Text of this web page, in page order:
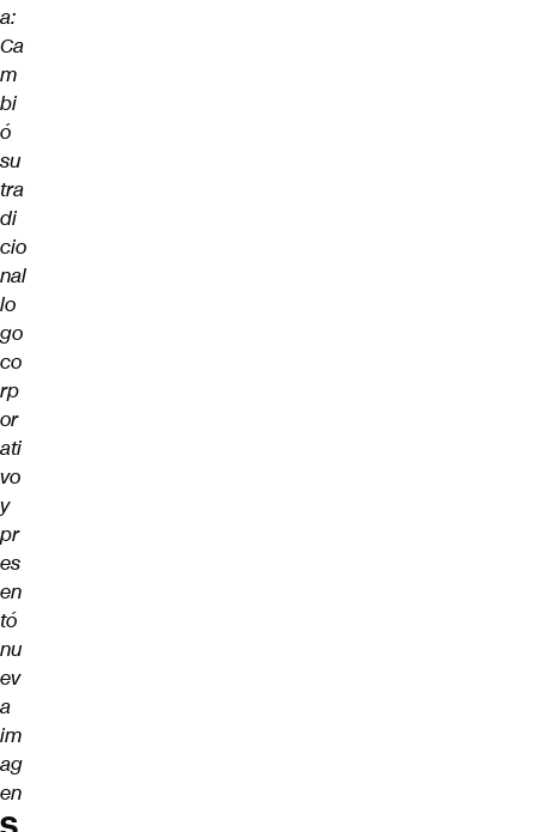
a:
Ca
m
bi
ó
su
tra
di
cio
nal
lo
go
co
rp
or
ati
vo
y
pr
es
en
tó
nu
ev
a
im
ag
en